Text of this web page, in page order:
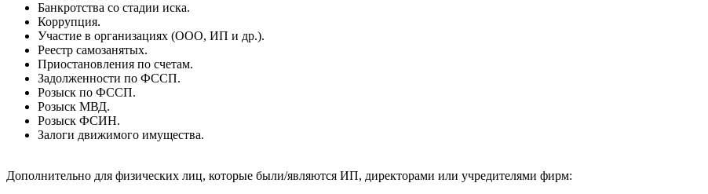
Банкротства со стадии иска.
Коррупция.
Участие в организациях (ООО, ИП и др.).
Реестр самозанятых.
Приостановления по счетам.
Задолженности по ФССП.
Розыск по ФССП.
Розыск МВД.
Розыск ФСИН.
Залоги движимого имущества.
Дополнительно для физических лиц, которые были/являются ИП, директорами или учредителями фирм: